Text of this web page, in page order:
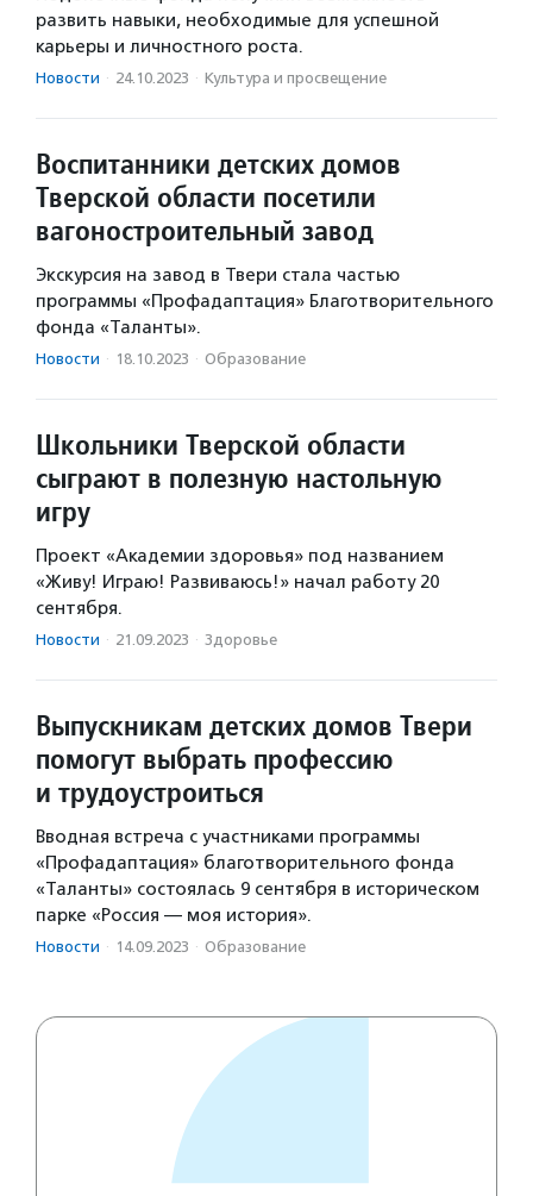
развить навыки, необходимые для успешной
карьеры и личностного роста.
Новости · 24.10.2023 · Культура и просвещение
Воспитанники детских домов
Тверской области посетили
вагоностроительный завод
Экскурсия на завод в Твери стала частью
программы «Профадаптация» Благотворительного
фонда «Таланты».
Новости · 18.10.2023 · Образование
Школьники Тверской области
сыграют в полезную настольную
игру
Проект «Академии здоровья» под названием
«Живу! Играю! Развиваюсь!» начал работу 20
сентября.
Новости · 21.09.2023 · Здоровье
Выпускникам детских домов Твери
помогут выбрать профессию
и трудоустроиться
Вводная встреча с участниками программы
«Профадаптация» благотворительного фонда
«Таланты» состоялась 9 сентября в историческом
парке «Россия — моя история».
Новости · 14.09.2023 · Образование